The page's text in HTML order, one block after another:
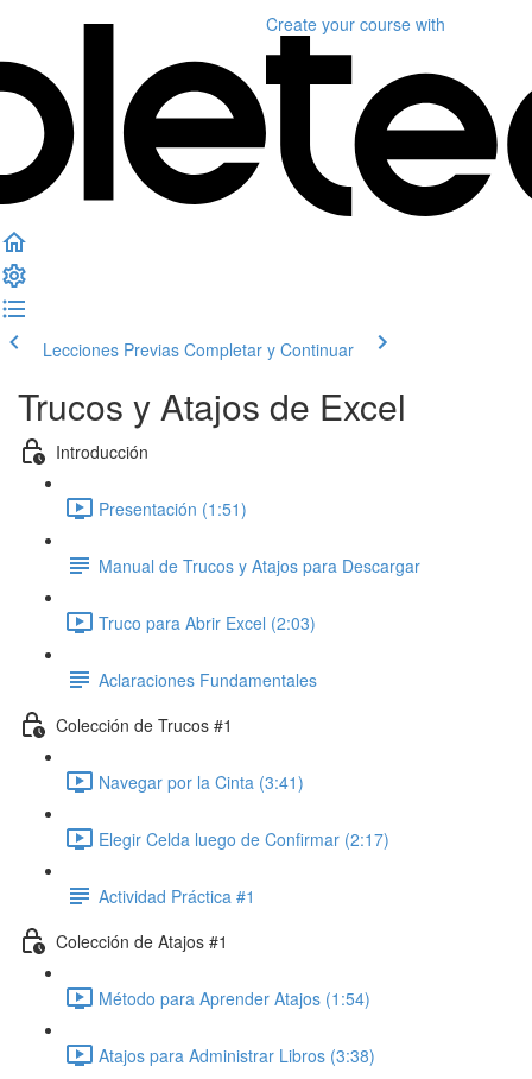
Create your course with
Lecciones Previas Completar y Continuar
Trucos y Atajos de Excel
Introducción
Presentación (1:51)
Manual de Trucos y Atajos para Descargar
Truco para Abrir Excel (2:03)
Aclaraciones Fundamentales
Colección de Trucos #1
Navegar por la Cinta (3:41)
Elegir Celda luego de Confirmar (2:17)
Actividad Práctica #1
Colección de Atajos #1
Método para Aprender Atajos (1:54)
Atajos para Administrar Libros (3:38)